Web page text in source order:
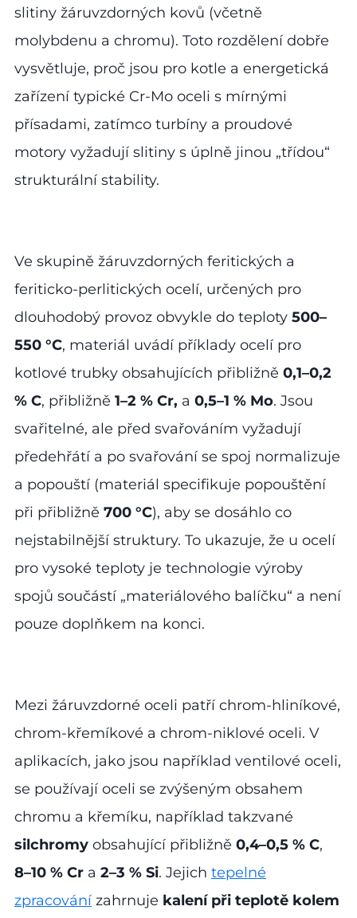
slitiny žáruvzdorných kovů (včetně
molybdenu a chromu). Toto rozdělení dobře
vysvětluje, proč jsou pro kotle a energetická
zařízení typické Cr-Mo oceli s mírnými
přísadami, zatímco turbíny a proudové
motory vyžadují slitiny s úplně jinou „třídou“
strukturální stability.
Ve skupině žáruvzdorných feritických a
feriticko-perlitických ocelí, určených pro
dlouhodobý provoz obvykle do teploty 500–
550 °C, materiál uvádí příklady ocelí pro
kotlové trubky obsahujících přibližně 0,1–0,2
% C, přibližně 1–2 % Cr, a 0,5–1 % Mo. Jsou
svařitelné, ale před svařováním vyžadují
předehřátí a po svařování se spoj normalizuje
a popouští (materiál specifikuje popouštění
při přibližně 700 °C), aby se dosáhlo co
nejstabilnější struktury. To ukazuje, že u ocelí
pro vysoké teploty je technologie výroby
spojů součástí „materiálového balíčku“ a není
pouze doplňkem na konci.
Mezi žáruvzdorné oceli patří chrom-hliníkové,
chrom-křemíkové a chrom-niklové oceli. V
aplikacích, jako jsou například ventilové oceli,
se používají oceli se zvýšeným obsahem
chromu a křemíku, například takzvané
silchromy obsahující přibližně 0,4–0,5 % C,
8–10 % Cr a 2–3 % Si. Jejich tepelné
zpracování zahrnuje kalení při teplotě kolem